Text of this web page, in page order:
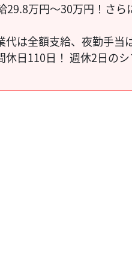
29.8万円～30万円！さ
代は全額支給、 夜勤手当
休日110日！ 週休2日の